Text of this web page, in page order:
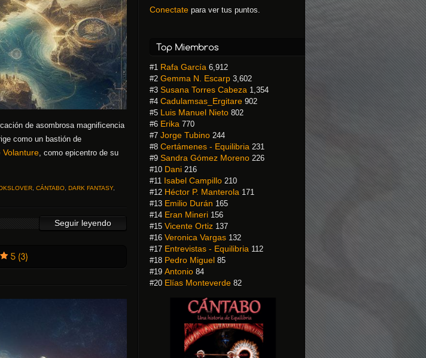
de asombrosa magnificencia
como un bastión de
Volanture, como epicentro de su
Seguir leyendo
CÁNTABO DARK FANTASY,
Conectate para ver tus puntos.
#1 Rafa García 6,912
#2 Gemma N. Escarp 3,602
#3 Susana Torres Cabeza 1,354
#4 Cadulamsas_Ergitare 902
#5 Luis Manuel Nieto 802
#6 Erika 770
#7 Jorge Tubino 244
#8 Certámenes - Equilibria 231
#9 Sandra Gómez Moreno 226
#10 Dani 216
#11 Isabel Campillo 210
#12 Héctor P. Manterola 171
#13 Emilio Durán 165
#14 Eran Mineri 156
#15 Vicente Ortiz 137
#16 Veronica Vargas 132
#17 Entrevistas - Equilibria 112
#18 Pedro Miguel 85
#19 Antonio 84
#20 Elías Monteverde 82